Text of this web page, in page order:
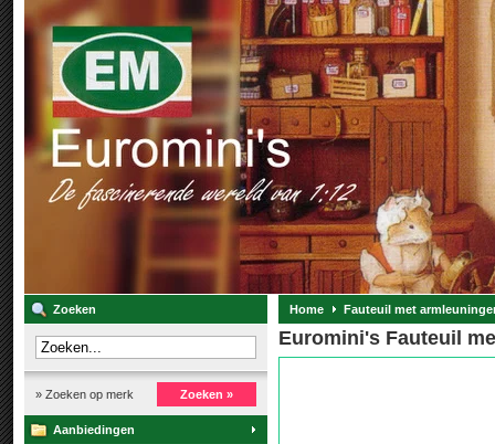
Zoeken
» Zoeken op merk Zoeken »
Aanbiedingen
Home Fauteuil met
Euromini's Fauteuil